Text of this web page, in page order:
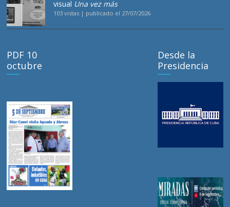
visual Una vez más
103 vistas | publicado el 27/07/2026
PDF 10
octubre
Desde la
Presidencia